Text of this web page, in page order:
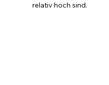
relativ hoch sind.